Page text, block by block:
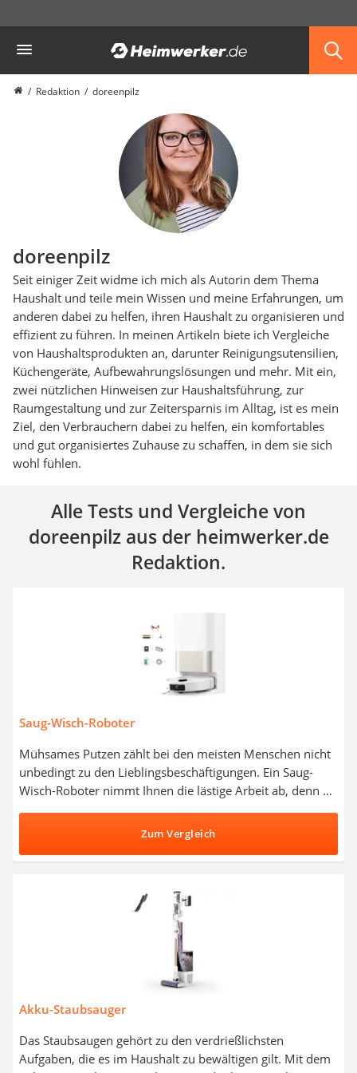
Redaktion doreenpilz
doreenpilz
Seit einiger Zeit widme ich mich als Autorin dem Thema
Haushalt und teile mein Wissen und meine Erfahrungen, um
anderen dabei zu helfen, ihren Haushalt zu organisieren und
effizient zu führen. In meinen Artikeln biete ich Vergleiche
von Haushaltsprodukten an, darunter Reinigungsutensilien,
Küchengeräte, Aufbewahrungslösungen und mehr. Mit ein,
zwei nützlichen Hinweisen zur Haushaltsführung, zur
Raumgestaltung und zur Zeitersparnis im Alltag, ist es mein
Ziel, den Verbrauchern dabei zu helfen, ein komfortables
und gut organisiertes Zuhause zu schaffen, in dem sie sich
wohl fühlen.
Alle Tests und Vergleiche von
doreenpilz aus der heimwerker.de
Redaktion.
Saug-Wisch-Roboter
Mühsames Putzen zählt bei den meisten Menschen nicht
unbedingt zu den Lieblingsbeschäftigungen. Ein Saug-
Wisch-Roboter nimmt Ihnen die lästige Arbeit ab, denn er
Ihrer Teppiche und Fußböden. Wie gängige Tests im
Internet zeigen, sind die meisten Modelle technisch so
ausgereift, dass sie Hindernisse und Abgründe erkennen
Vergleichstabelle zuverlässige Saug-Wisch-Roboter mit
hoher Akku-Laufzeit und ausgezeichneter
Zum Vergleich
Akku-Staubsauger
Das Staubsaugen gehört zu den verdrießlichsten
Aufgaben, die es im Haushalt zu bewältigen gilt. Mit dem